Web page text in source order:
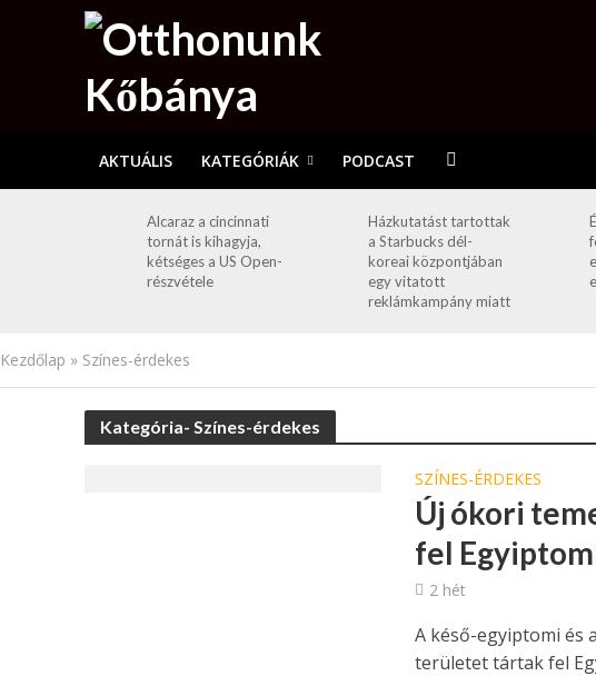
AKTUÁLIS KATEGÓRIÁK PODCAST
Alcaraz a cincinnati
tornát is kihagyja,
kétséges a US Open-
részvétele
Házkutatást tartottak
a Starbucks dél-
koreai központjában
egy vitatott
reklámkampány miatt
Kezdőlap » Színes-érdekes
Kategória- Színes-érdekes
SZÍNES-ÉRDEKES
Új ókori
fel
2 hét
A késő-egyiptomi és
területet tártak fel